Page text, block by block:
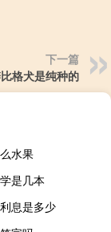
下一篇
格犬是纯种的
水果
是几本
息是多少